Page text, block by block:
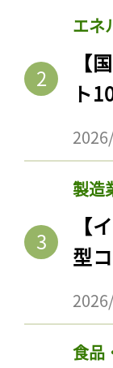
エネ
【
ト
製造
【
型
食品